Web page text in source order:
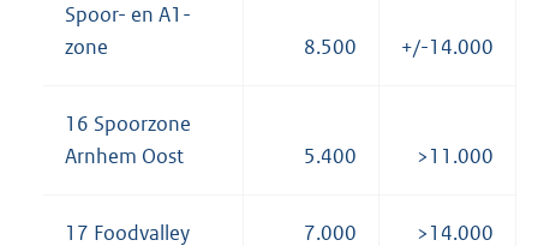
Spoor- en A1-
zone
8.500 +/-14.000
16 Spoorzone
Arnhem Oost
5.400 >11.000
17 Foodvalley 7.000 >14.000